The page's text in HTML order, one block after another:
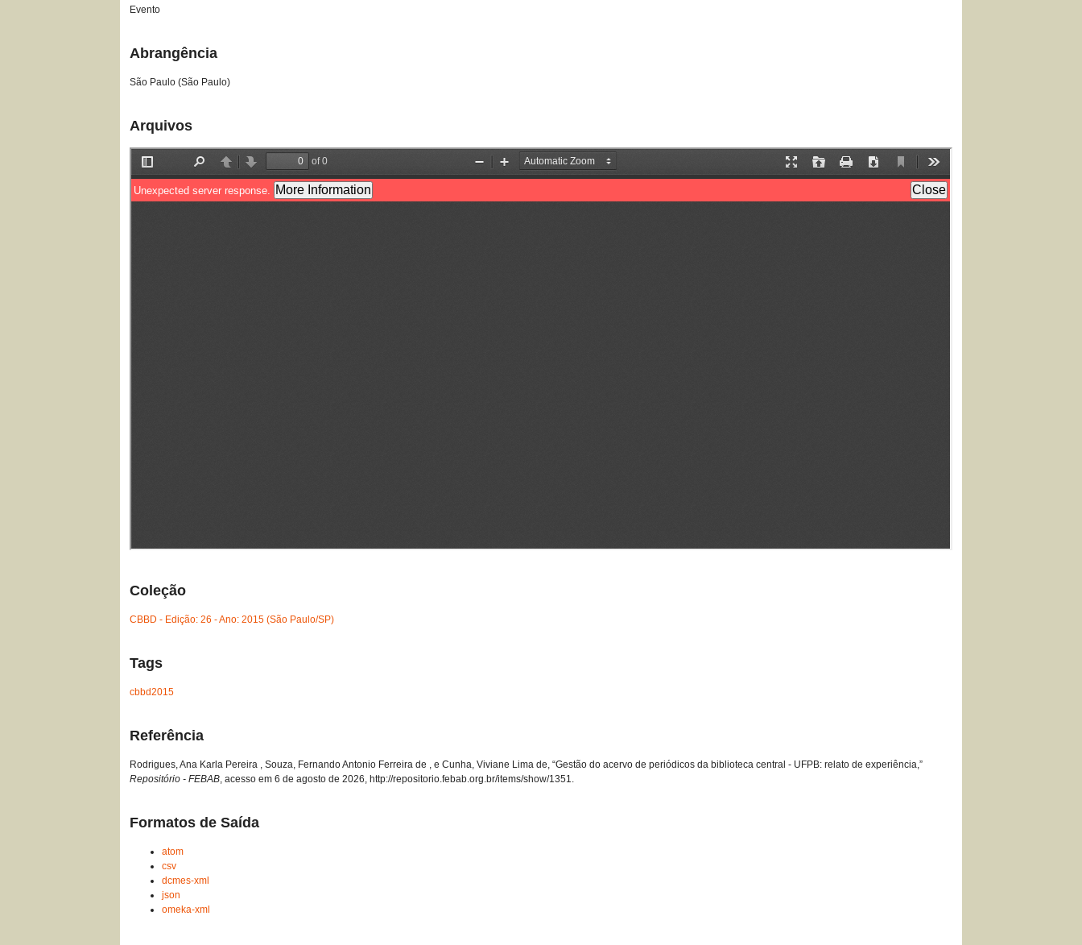
Evento
Abrangência
São Paulo (São Paulo)
Arquivos
Coleção
CBBD - Edição: 26 - Ano: 2015 (São Paulo/SP)
Tags
cbbd2015
Referência
Rodrigues, Ana Karla Pereira , Souza, Fernando Antonio Ferreira de , e Cunha, Viviane Lima de, “Gestão do acervo de periódicos da biblioteca central - UFPB: relato de experiência,”
Repositório - FEBAB, acesso em 6 de agosto de 2026, http://repositorio.febab.org.br/items/show/1351.
Formatos de Saída
atom
csv
dcmes-xml
json
omeka-xml